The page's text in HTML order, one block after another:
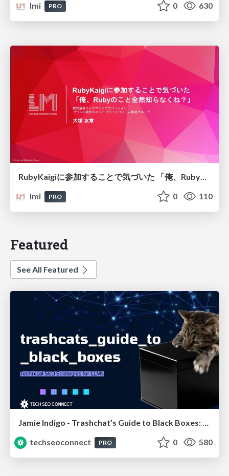
lmi
PRO 0 630
RubyKaigiに参加することで気づいた 「俺、Rubyのこと全然知らなくね？」/ RailsTokyo#4
lmi
PRO 0 110
Featured
See All Featured
techseoconnect
PRO 0 580